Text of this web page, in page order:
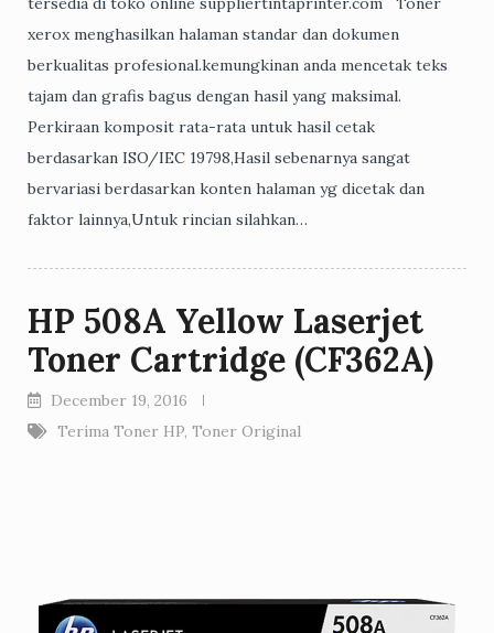
xerox menghasilkan halaman standar dan dokumen
berkualitas profesional.kemungkinan anda mencetak teks
tajam dan grafis bagus dengan hasil yang maksimal.
Perkiraan komposit rata-rata untuk hasil cetak
berdasarkan ISO/IEC 19798,Hasil sebenarnya sangat
bervariasi berdasarkan konten halaman yg dicetak dan
faktor lainnya,Untuk rincian silahkan…
HP 508A Yellow Laserjet
Toner Cartridge (CF362A)
December 19, 2016
Terima Toner HP, Toner Original